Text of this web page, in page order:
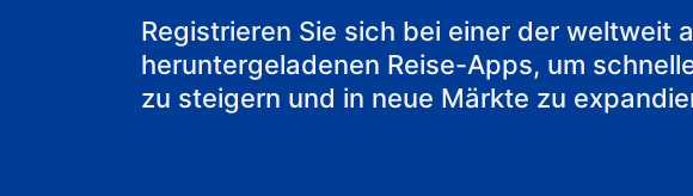
Ihr Bed & Breakfast
Registrieren Sie sich bei einer der weltweit
heruntergeladenen Reise-Apps, um
zu steigern und in neue Märkte zu